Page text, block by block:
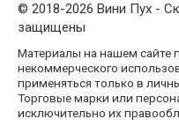
© 2018-2026 Вини Пух -
защищены
Материалы на нашем сайте
некоммерческого
применяться только в
Торговые марки или
исключительно их